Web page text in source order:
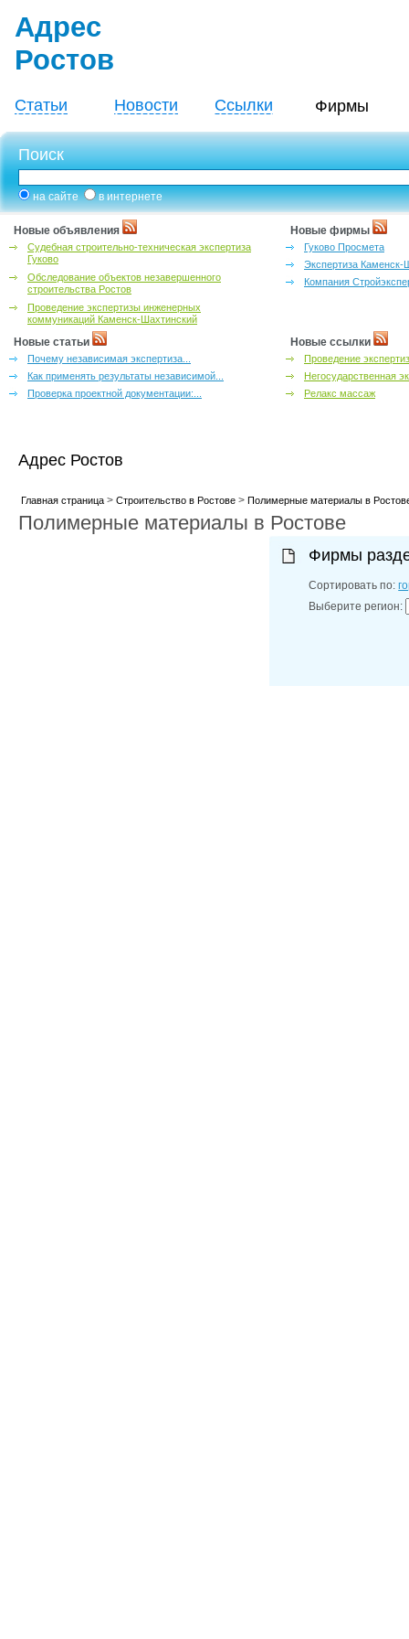
Адрес
Ростов
Статьи Новости Ссылки Фирмы
Поиск
на сайте в интернете
Новые объявления
Судебная строительно-техническая экспертиза
Гуково
Обследование объектов незавершенного
строительства Ростов
Проведение экспертизы инженерных
коммуникаций Каменск-Шахтинский
Новые фирмы
Гуково Просмета
Экспертиза Каменск-
Компания
Новые статьи
Почему независимая экспертиза...
Как применять результаты независимой...
Проверка проектной документации:...
Новые ссылки
Проведение
Негосударственная
Релакс массаж
Адрес Ростов
Главная страница> Строительство в Ростове> Полимерные материалы в
Полимерные материалы в Ростове
Фирмы
Сортировать по:
Выберите регион: